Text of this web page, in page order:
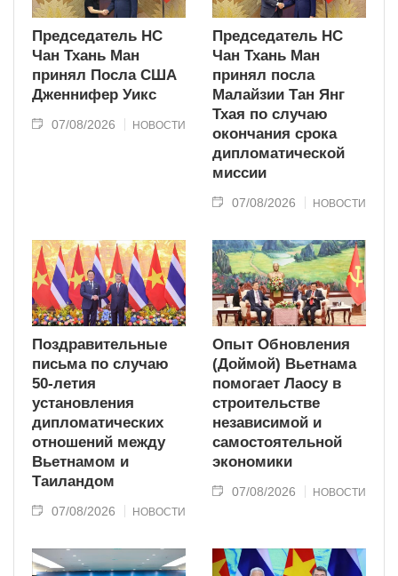
Председатель НС
Чан Тхань Ман
принял Посла США
Дженнифер Уикс
07/08/2026 НОВОСТИ
Председатель НС
Чан Тхань Ман
принял посла
Малайзии Тан Янг
Тхая по случаю
окончания срока
дипломатической
миссии
07/08/2026 НОВОСТИ
Поздравительные
письма по случаю
50-летия
установления
дипломатических
отношений между
Вьетнамом и
Таиландом
07/08/2026 НОВОСТИ
Опыт Обновления
(Доймой) Вьетнама
помогает Лаосу в
строительстве
независимой и
самостоятельной
экономики
07/08/2026 НОВОСТИ